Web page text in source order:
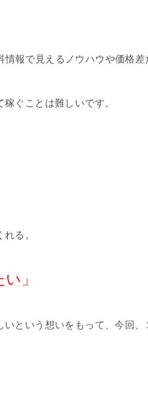
報で見えるノウハウや価格
ぐことは難しいです。
る。
」
という想いをもって、今回